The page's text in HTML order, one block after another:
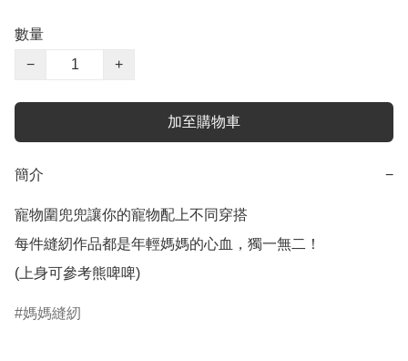
數量
−
+
加至購物車
簡介 −
寵物圍兜兜讓你的寵物配上不同穿搭
每件縫紉作品都是年輕媽媽的心血，獨一無二！
(上身可參考熊啤啤)
媽媽縫紉